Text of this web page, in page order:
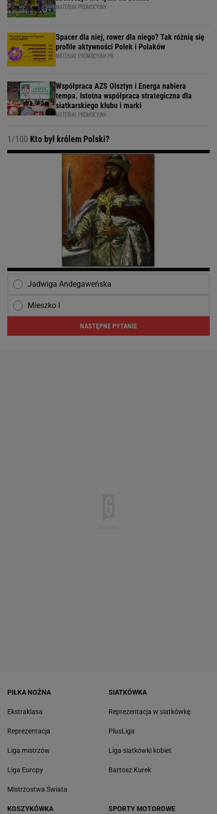
MATERIAŁ PROMOCYJNY
Spacer dla niej, rower dla niego? Tak różnią się
profile aktywności Polek i Polaków
MATERIAŁ PROMOCYJNY PR
Współpraca AZS Olsztyn i Energa nabiera
tempa. Istotna współpraca strategiczna dla
siatkarskiego klubu i marki
MATERIAŁ PROMOCYJNY
1/100 Kto był królem Polski?
Jadwiga Andegaweńska
Mieszko I
NASTĘPNE PYTANIE
PIŁKA NOŻNA
Ekstraklasa
Reprezentacja
Liga mistrzów
Liga Europy
Mistrzostwa Świata
SIATKÓWKA
Reprezentacja w siatkówkę
PlusLiga
Liga siatkówki kobiet
Bartosz Kurek
KOSZYKÓWKA SPORTY MOTOROWE